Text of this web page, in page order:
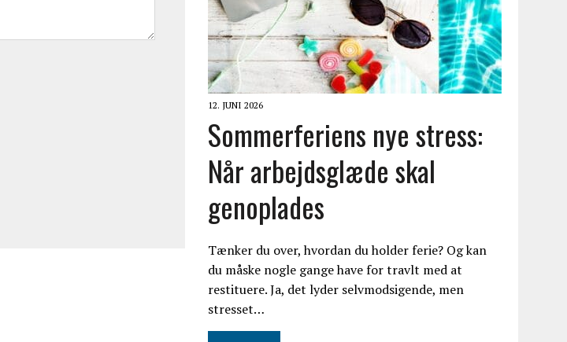
12. JUNI 2026
Sommerferiens nye stress:
Når arbejdsglæde skal
genoplades
Tænker du over, hvordan du holder ferie? Og kan
du måske nogle gange have for travlt med at
restituere. Ja, det lyder selvmodsigende, men
stresset…